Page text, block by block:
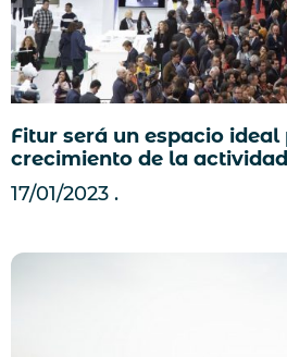
Fitur será un espacio
crecimiento de la
17/01/2023